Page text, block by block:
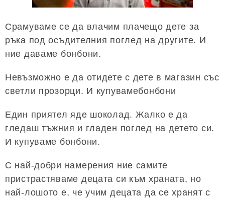
Срамуваме се да влачим плачещо дете за
ръка под осъдителния поглед на другите. И
ние даваме бонбони.
Невъзможно е да отидете с дете в магазин със
светли прозорци. И купувамебонбони
Един приятел яде шоколад. Жалко е да
гледаш тъжния и гладен поглед на детето си.
И купуваме бонбони.
С най-добри намерения ние самите
пристрастяваме децата си към храната, но
най-лошото е, че учим децата да се хранят с